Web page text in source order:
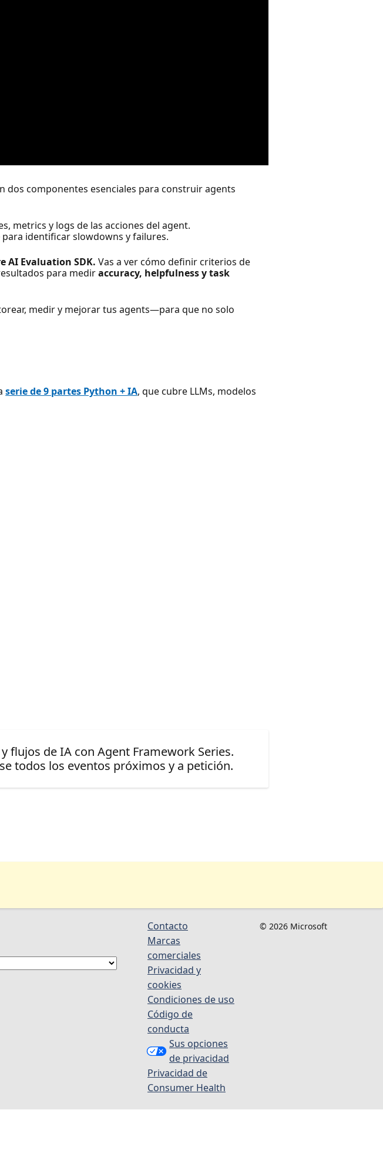
dos componentes esenciales para construir agents
metrics y logs de las acciones del agent.
para identificar slowdowns y failures.
AI Evaluation SDK. Vas a ver cómo definir criterios de
para mediraccuracy, helpfulness y task
medir y mejorar tus agents—para que no solo
serie de 9 partes Python + IA, que cubre LLMs, modelos
flujos de IA con Agent Framework Series.
todos los eventos próximos y a petición.
Contacto
Marcas
comerciales
Privacidad y
cookies
Condiciones de uso
Código de
conducta
Sus opciones
de privacidad
Privacidad de
Consumer Health
© 2026 Microsoft